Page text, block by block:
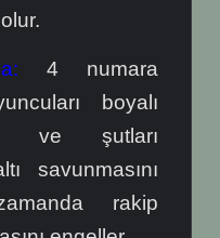
4 numara
boyalı
ve şutları
savunmasını
rakip